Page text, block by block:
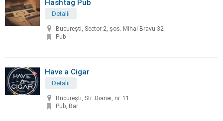
Hashtag Pub
Detalii
București, Sector 2, șos. Mihai Bravu 32
Pub
Have a Cigar
Detalii
București, Str. Dianei, nr. 11
Pub, Bar